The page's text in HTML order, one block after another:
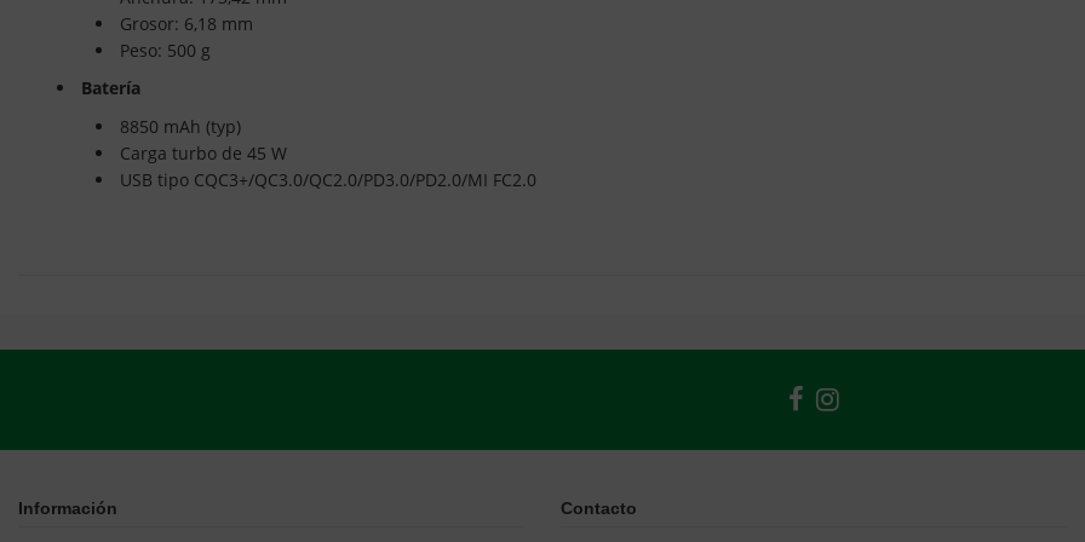
Grosor: 6,18 mm
Peso: 500 g
Batería
8850 mAh (typ)
Carga turbo de 45 W
USB tipo CQC3+/QC3.0/QC2.0/PD3.0/PD2.0/MI FC2.0
Información Contacto